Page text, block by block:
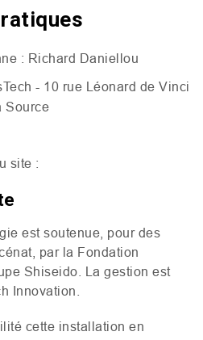
: Richard Daniellou
- 10 rue Léonard de Vinci
Source
site :
est soutenue, pour des
par la Fondation
Shiseido. La gestion est
Innovation.
cette installation en